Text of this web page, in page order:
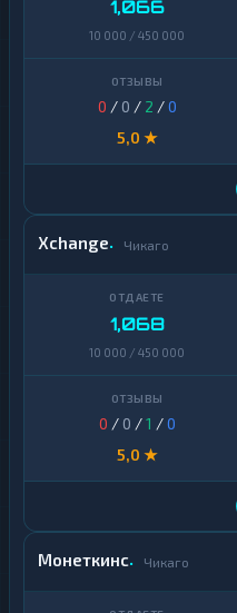
1,066
10 000 / 450 000
0 / 0 / 2 /0
5,0 ★
Xchange Чикаго
1,068
10 000 / 450 000
0 / 0 /1 /0
5,0 ★
Монеткинс Чикаго